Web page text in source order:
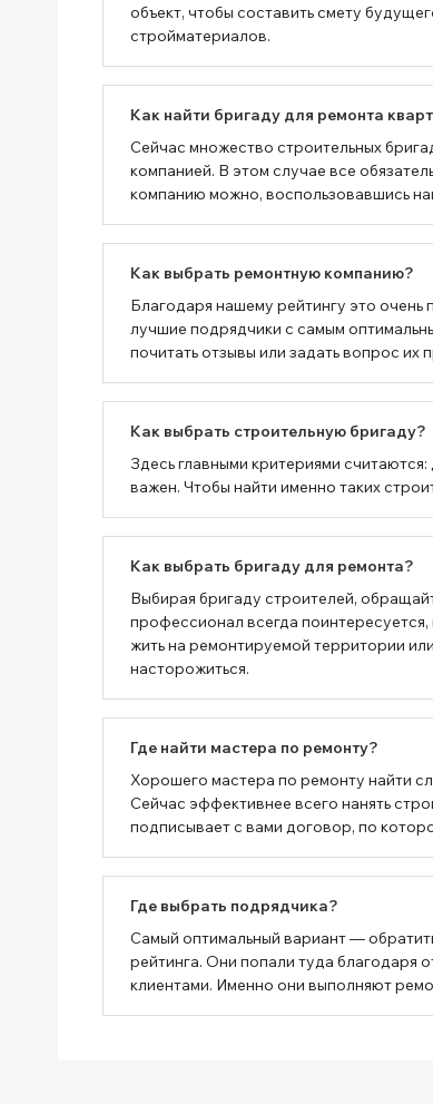
объект, чтобы составить смету
стройматериалов.
Как найти бригаду для ремонта
Сейчас множество строительных
компанией. В этом случае все
компанию можно, воспользовавшись
Как выбрать ремонтную компанию?
Благодаря нашему рейтингу это
лучшие подрядчики с самым
почитать отзывы или задать вопрос их
Как выбрать строительную бригаду?
Здесь главными критериями
важен. Чтобы найти именно таких
Как выбрать бригаду для ремонта?
Выбирая бригаду строителей,
профессионал всегда поинтересуется,
жить на ремонтируемой территории
насторожиться.
Где найти мастера по ремонту?
Хорошего мастера по ремонту найти
Сейчас эффективнее всего нанять
подписывает с вами договор, по
Где выбрать подрядчика?
Самый оптимальный вариант —
рейтинга. Они попали туда благодаря
клиентами. Именно они выполняют